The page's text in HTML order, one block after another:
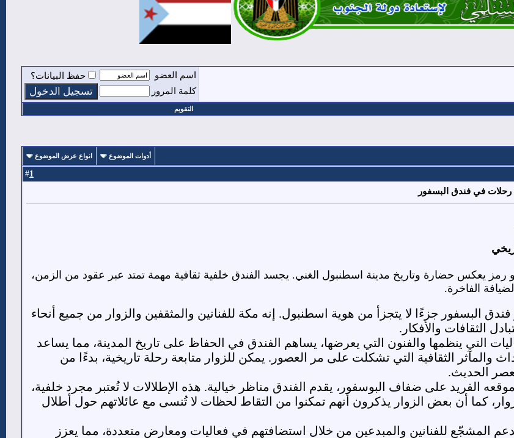
اسم العضو
حفظ البيانات؟
كلمة المرور
التقويم
أدوات الموضوع انواع عرض الموضوع
1
رحلات في فندق البسفور
يعكس حضارة وتاريخ مدينة اسطنبول الغني. يجسد الفندق خلفية ثقافية مهمة تمتد عبر عقود من الزمن،
الفاخرة.
فندق البسفور جزءًا لا يتجزأ من هوية اسطنبول. إنه مكة للفنانين والمثقفين والزوار من جميع أنحاء
الثقافات والأفكار.
التي ينظمها والفنون التي يعرضها، يساهم الفندق في الحفاظ على تاريخ المدينة، مما يساعد
والمآثر الثقافية التي تشكلت على مر العصور. يمكن للزوار متابعة رحلة تاريخية، بدءًا من
الحديث.
الفريد على ضفاف البوسفور، يقدم الفندق مناظر خيالية. هذه الإطلالات لا تُعتبر مجرد خلفية،
كما أن بعض الزوار يذكرون أنهم تمكنوا من التقاط لحظات لا تُنسى مع عائلاتهم حول أطلال
المشجّع للفنانين والمبدعين من خلال استضافتهم في فعاليات ومعارض متعددة، مما يعزز